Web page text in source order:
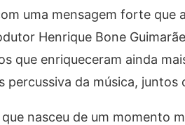
uma mensagem forte que
Henrique Bone
que enriqueceram ainda
percussiva da música, juntos
que nasceu de um momento